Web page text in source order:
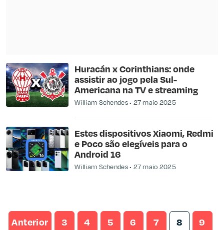
Huracán x Corinthians: onde
assistir ao jogo pela Sul-
Americana na TV e streaming
William Schendes 27 maio 2025
Estes dispositivos Xiaomi, Redmi
e Poco são elegíveis para o
Android 16
William Schendes 27 maio 2025
Anterior 3 4 5 6 7 8 9